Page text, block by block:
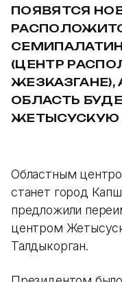
ПОЯВЯТСЯ
(ЦЕНТР
ОБЛАСТЬ
ЖЕТЫСУСКУЮ
Областным
станет город
предложили
центром
Талдыкорган.